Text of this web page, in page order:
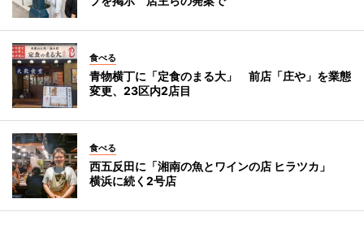
食べる
青物横丁に「定食のまる大」 前店「庄や」を業態
変更、23区内2店目
食べる
西五反田に「湘南の魚とワインの店 ヒラツカ」
横浜に続く2号店